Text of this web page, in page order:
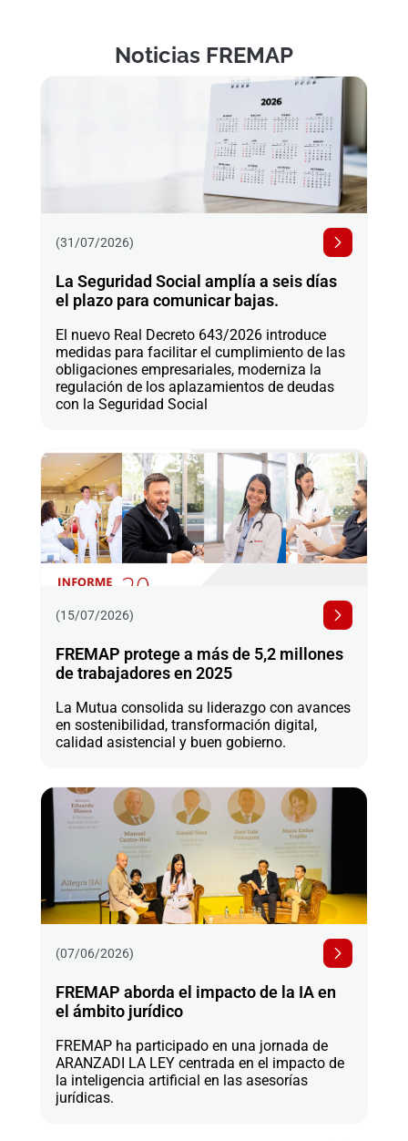
Noticias FREMAP
(31/07/2026)
La Seguridad Social amplía a seis días
el plazo para comunicar bajas.
El nuevo Real Decreto 643/2026 introduce
medidas para facilitar el cumplimiento de las
obligaciones empresariales, moderniza la
regulación de los aplazamientos de deudas
con la Seguridad Social
(15/07/2026)
FREMAP protege a más de 5,2 millones
de trabajadores en 2025
La Mutua consolida su liderazgo con avances
en sostenibilidad, transformación digital,
calidad asistencial y buen gobierno.
(07/06/2026)
FREMAP aborda el impacto de la IA en
el ámbito jurídico
FREMAP ha participado en una jornada de
ARANZADI LA LEY centrada en el impacto de
la inteligencia artificial en las asesorías
jurídicas.